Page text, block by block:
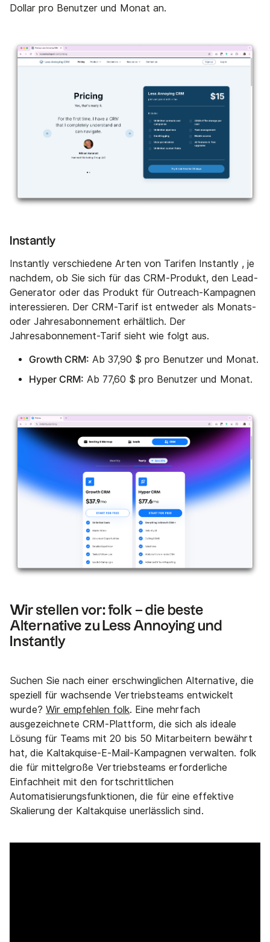
Dollar pro Benutzer und Monat an.
Instantly
Instantly verschiedene Arten von Tarifen Instantly , je
nachdem, ob Sie sich für das CRM-Produkt, den Lead-
Generator oder das Produkt für Outreach-Kampagnen
interessieren. Der CRM-Tarif ist entweder als Monats-
oder Jahresabonnement erhältlich. Der
Jahresabonnement-Tarif sieht wie folgt aus.
Growth CRM: Ab 37,90 $ pro Benutzer und Monat.
Hyper CRM: Ab 77,60 $ pro Benutzer und Monat.
Wir stellen vor: folk – die beste
Alternative zu Less Annoying und
Instantly
Suchen Sie nach einer erschwinglichen Alternative, die
speziell für wachsende Vertriebsteams entwickelt
wurde? Wir empfehlen folk. Eine mehrfach
ausgezeichnete CRM-Plattform, die sich als ideale
Lösung für Teams mit 20 bis 50 Mitarbeitern bewährt
hat, die Kaltakquise-E-Mail-Kampagnen verwalten. folk
die für mittelgroße Vertriebsteams erforderliche
Einfachheit mit den fortschrittlichen
Automatisierungsfunktionen, die für eine effektive
Skalierung der Kaltakquise unerlässlich sind.